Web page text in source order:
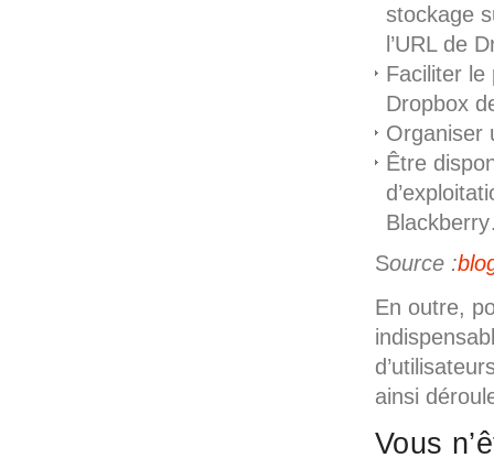
stockage
l’URL de
Faciliter le
Dropbox
Organiser
Être
Source :
En outre,
ainsi
Vous